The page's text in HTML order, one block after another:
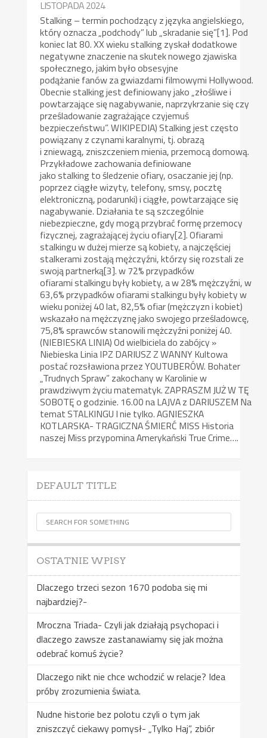
LISTOPADA 2024
Stalking – termin pochodzący z języka angielskiego,
który oznacza „podchody” lub „skradanie się”[1]. Pod
koniec lat 80. XX wieku stalking zyskał dodatkowe
negatywne znaczenie na skutek nowego zjawiska
społecznego, jakim było obsesyjne
podążanie fanów za gwiazdami filmowymi Hollywood.
Obecnie stalking jest definiowany jako „złośliwe i
powtarzające się nagabywanie, naprzykrzanie się czy
prześladowanie zagrażające czyjemuś
bezpieczeństwu”. WIKIPEDIA) Stalking jest często
powiązany z czynami karalnymi, tj. obrazą
i zniewagą, zniszczeniem mienia, przemocą domową.
Przykładowe zachowania definiowane
jako stalking to śledzenie ofiary, osaczanie jej (np.
poprzez ciągłe wizyty, telefony, smsy, pocztę
elektroniczną, podarunki) i ciągłe, powtarzające się
nagabywanie. Działania te są szczególnie
niebezpieczne, gdy mogą przybrać formę przemocy
fizycznej, zagrażającej życiu ofiary[2]. Ofiarami
stalkingu w dużej mierze są kobiety, a najczęściej
stalkerami zostają mężczyźni, którzy się rozstali ze
swoją partnerką[3]. w 72% przypadków
ofiarami stalkingu były kobiety, a w 28% mężczyźni, w
63,6% przypadków ofiarami stalkingu były kobiety w
wieku poniżej 40 lat, 82,5% ofiar (mężczyzn i kobiet)
wskazało na mężczyznę jako swojego prześladowcę,
75,8% sprawców stanowili mężczyźni poniżej 40.
(NIEBIESKA LINIA) Od wielbiciela do zabójcy »
Niebieska Linia IPZ DARIUSZ Z WANNY Kultowa
postać rozsławiona przez YOUTUBERÓW. Bohater
„Trudnych Spraw” zakochany w Karolinie w
prawdziwym życiu matematyk. ZAPRASZM JUŻ W TĘ
SOBOTĘ o godzinie. 16.00 na LAJVA z DARIUSZEM Na
temat STALKINGU I nie tylko. AGNIESZKA
KOTLARSKA- TRAGICZNA ŚMIERĆ MISS Historia
naszej Miss przypomina Amerykański True Crime….
DEFAULT TITLE
OSTATNIE WPISY
Dlaczego trzeci sezon 1670 podoba się mi
najbardziej?-
Mroczna Triada- Czyli jak działają psychopaci i
dlaczego zawsze zastanawiamy się jak można
odebrać komuś życie?
Dlaczego nikt nie chce wchodzić w relacje? Idea
próby zrozumienia świata.
Nudne historie bez polotu czyli o tym jak
zniszczyć ciekawy pomysł- „Tylko Haj”, zbiór